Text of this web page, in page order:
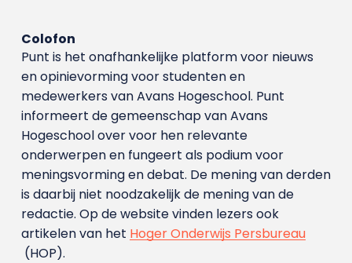
Colofon
Punt is het onafhankelijke platform voor nieuws
en opinievorming voor studenten en
medewerkers van Avans Hoge­school. Punt
informeert de gemeenschap van Avans
Hogeschool over voor hen relevante
onderwerpen en fungeert als podium voor
meningsvorming en debat. De mening van derden
is daarbij niet noodzakelijk de mening van de
redactie. Op de website vinden lezers ook
artikelen van het Hoger Onderwijs Persbureau
(HOP).